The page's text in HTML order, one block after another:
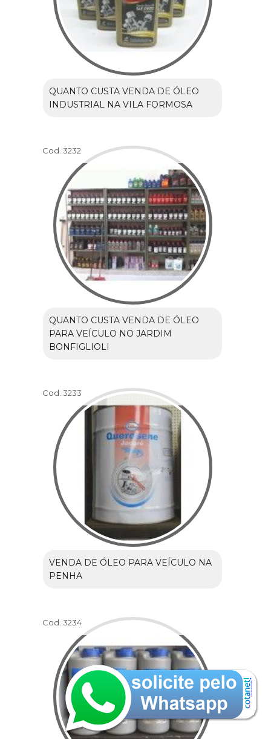
QUANTO CUSTA VENDA DE ÓLEO
INDUSTRIAL NA VILA FORMOSA
Cod.:3232
QUANTO CUSTA VENDA DE ÓLEO
PARA VEÍCULO NO JARDIM
BONFIGLIOLI
Cod.:3233
VENDA DE ÓLEO PARA VEÍCULO NA
PENHA
Cod.:3234